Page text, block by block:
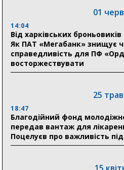
УЗД та обладнання від
10:52
Кобзар домовляється із
укриття та енергетичну
громади
Понад 8 мільйонів книжок
«Ранку» та іншим
04
20:41
на пенсії, страхові виплати
01
14:04
Від харківських
Як ПАТ «Мегабанк» знищує
справедливість для ПФ
восторжествувати
25
18:47
Благодійний фонд
передав вантаж для
Поцелуєв про важливість